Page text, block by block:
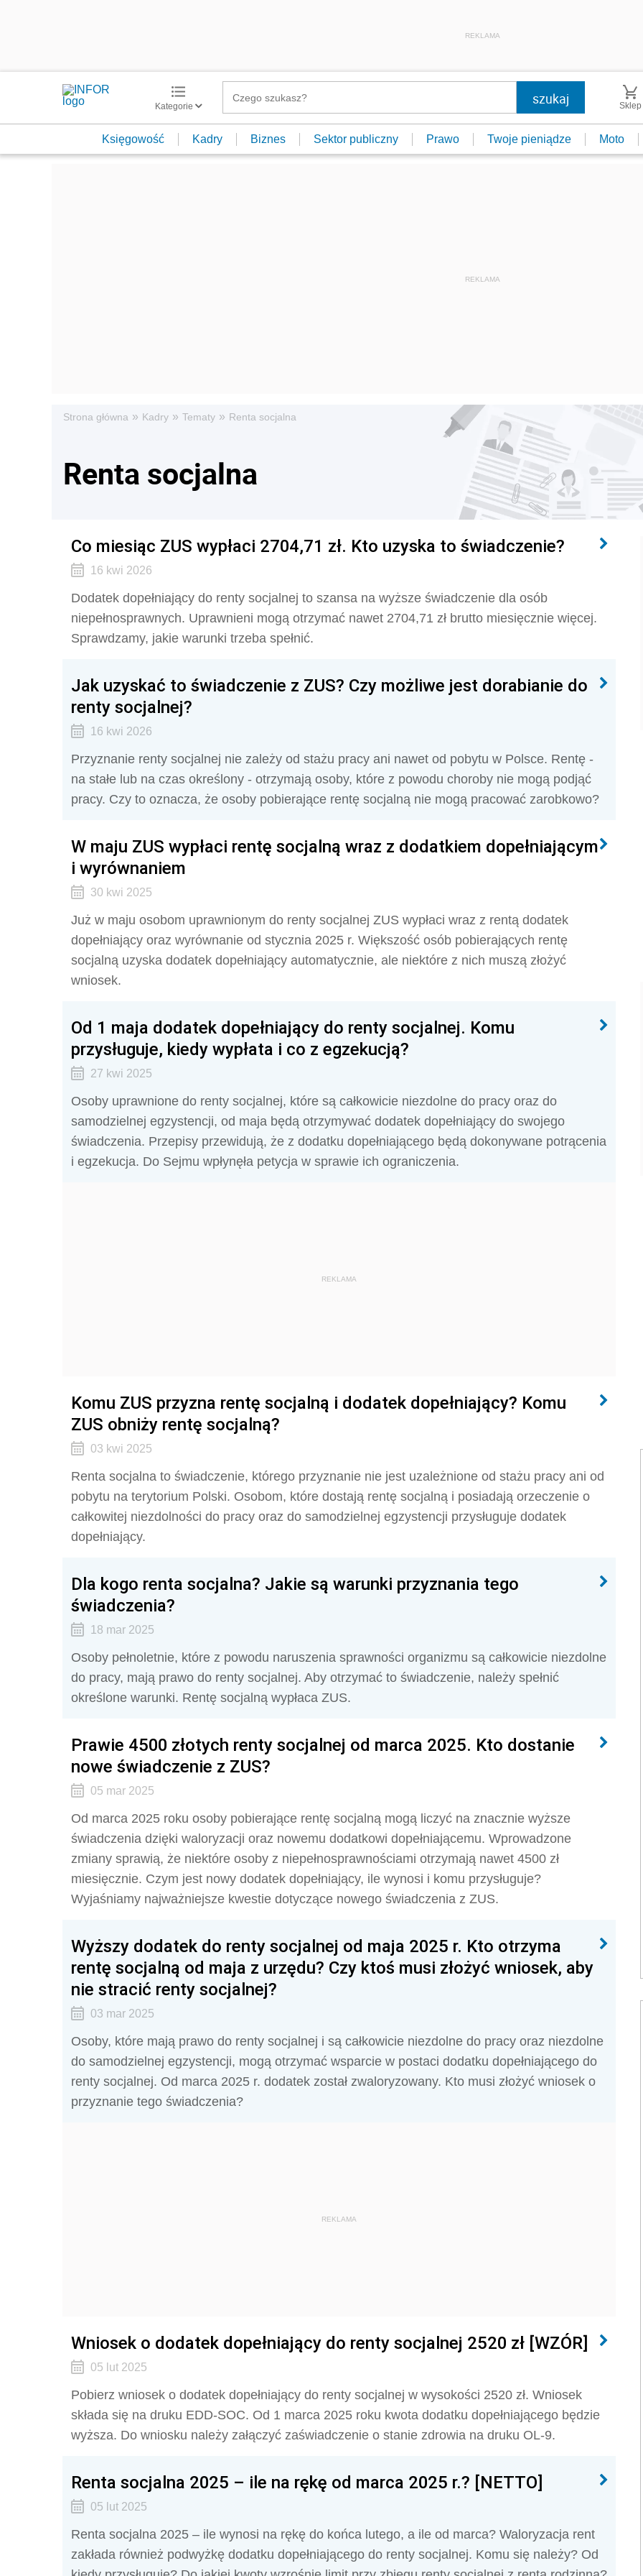
REKLAMA
Kategorie Sklep
Księgowość Kadry Biznes Sektor publiczny Prawo Twoje pieniądze Moto
Strona główna » Kadry » Tematy » Renta socjalna
Renta socjalna
Co miesiąc ZUS wypłaci 2704,71 zł. Kto uzyska to świadczenie?
16 kwi 2026
Dodatek dopełniający do renty socjalnej to szansa na wyższe świadczenie dla osób
niepełnosprawnych. Uprawnieni mogą otrzymać nawet 2704,71 zł brutto miesięcznie więcej.
Sprawdzamy, jakie warunki trzeba spełnić.
Jak uzyskać to świadczenie z ZUS? Czy możliwe jest dorabianie do
renty socjalnej?
16 kwi 2026
Przyznanie renty socjalnej nie zależy od stażu pracy ani nawet od pobytu w Polsce. Rentę -
na stałe lub na czas określony - otrzymają osoby, które z powodu choroby nie mogą podjąć
pracy. Czy to oznacza, że osoby pobierające rentę socjalną nie mogą pracować zarobkowo?
W maju ZUS wypłaci rentę socjalną wraz z dodatkiem dopełniającym
i wyrównaniem
30 kwi 2025
Już w maju osobom uprawnionym do renty socjalnej ZUS wypłaci wraz z rentą dodatek
dopełniający oraz wyrównanie od stycznia 2025 r. Większość osób pobierających rentę
socjalną uzyska dodatek dopełniający automatycznie, ale niektóre z nich muszą złożyć
wniosek.
Od 1 maja dodatek dopełniający do renty socjalnej. Komu
przysługuje, kiedy wypłata i co z egzekucją?
27 kwi 2025
Osoby uprawnione do renty socjalnej, które są całkowicie niezdolne do pracy oraz do
samodzielnej egzystencji, od maja będą otrzymywać dodatek dopełniający do swojego
świadczenia. Przepisy przewidują, że z dodatku dopełniającego będą dokonywane potrącenia
i egzekucja. Do Sejmu wpłynęła petycja w sprawie ich ograniczenia.
REKLAMA
Komu ZUS przyzna rentę socjalną i dodatek dopełniający? Komu
ZUS obniży rentę socjalną?
03 kwi 2025
Renta socjalna to świadczenie, którego przyznanie nie jest uzależnione od stażu pracy ani od
pobytu na terytorium Polski. Osobom, które dostają rentę socjalną i posiadają orzeczenie o
całkowitej niezdolności do pracy oraz do samodzielnej egzystencji przysługuje dodatek
dopełniający.
Dla kogo renta socjalna? Jakie są warunki przyznania tego
świadczenia?
18 mar 2025
Osoby pełnoletnie, które z powodu naruszenia sprawności organizmu są całkowicie niezdolne
do pracy, mają prawo do renty socjalnej. Aby otrzymać to świadczenie, należy spełnić
określone warunki. Rentę socjalną wypłaca ZUS.
Prawie 4500 złotych renty socjalnej od marca 2025. Kto dostanie
nowe świadczenie z ZUS?
05 mar 2025
Od marca 2025 roku osoby pobierające rentę socjalną mogą liczyć na znacznie wyższe
świadczenia dzięki waloryzacji oraz nowemu dodatkowi dopełniającemu. Wprowadzone
zmiany sprawią, że niektóre osoby z niepełnosprawnościami otrzymają nawet 4500 zł
miesięcznie. Czym jest nowy dodatek dopełniający, ile wynosi i komu przysługuje?
Wyjaśniamy najważniejsze kwestie dotyczące nowego świadczenia z ZUS.
Wyższy dodatek do renty socjalnej od maja 2025 r. Kto otrzyma
rentę socjalną od maja z urzędu? Czy ktoś musi złożyć wniosek, aby
nie stracić renty socjalnej?
03 mar 2025
Osoby, które mają prawo do renty socjalnej i są całkowicie niezdolne do pracy oraz niezdolne
do samodzielnej egzystencji, mogą otrzymać wsparcie w postaci dodatku dopełniającego do
renty socjalnej. Od marca 2025 r. dodatek został zwaloryzowany. Kto musi złożyć wniosek o
przyznanie tego świadczenia?
REKLAMA
Wniosek o dodatek dopełniający do renty socjalnej 2520 zł [WZÓR]
05 lut 2025
Pobierz wniosek o dodatek dopełniający do renty socjalnej w wysokości 2520 zł. Wniosek
składa się na druku EDD-SOC. Od 1 marca 2025 roku kwota dodatku dopełniającego będzie
wyższa. Do wniosku należy załączyć zaświadczenie o stanie zdrowia na druku OL-9.
Renta socjalna 2025 – ile na rękę od marca 2025 r.? [NETTO]
05 lut 2025
Renta socjalna 2025 – ile wynosi na rękę do końca lutego, a ile od marca? Waloryzacja rent
zakłada również podwyżkę dodatku dopełniającego do renty socjalnej. Komu się należy? Od